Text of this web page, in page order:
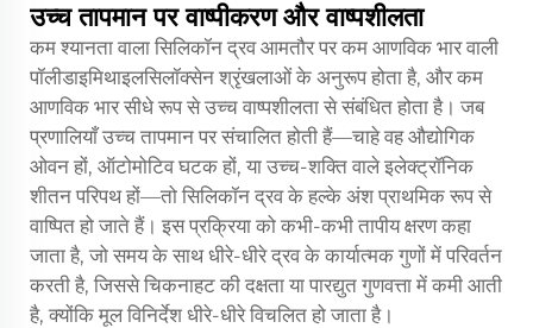
उच्च तापमान पर वाष्पीकरण और वाष्पशीलता
कम श्यानता वाला सिलिकॉन द्रव आमतौर पर कम आणविक भार वाली
पॉलीडाइमिथाइलसिलॉक्सेन श्रृंखलाओं के अनुरूप होता है, और कम
आणविक भार सीधे रूप से उच्च वाष्पशीलता से संबंधित होता है। जब
प्रणालियाँ उच्च तापमान पर संचालित होती हैं—चाहे वह औद्योगिक
ओवन हों, ऑटोमोटिव घटक हों, या उच्च-शक्ति वाले इलेक्ट्रॉनिक
शीतन परिपथ हों—तो सिलिकॉन द्रव के हल्के अंश प्राथमिक रूप से
वाष्पित हो जाते हैं। इस प्रक्रिया को कभी-कभी तापीय क्षरण कहा
जाता है, जो समय के साथ धीरे-धीरे द्रव के कार्यात्मक गुणों में परिवर्तन
करती है, जिससे चिकनाहट की दक्षता या पारद्युत गुणवत्ता में कमी आती
है, क्योंकि मूल विनिर्देश धीरे-धीरे विचलित हो जाता है।